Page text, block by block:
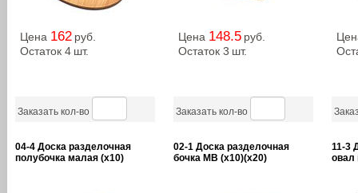
Цена 162 руб.
Остаток 4 шт.
Заказать кол-во
Цена 148.5 руб.
Остаток 3 шт.
Заказать кол-во
04-4 Доска разделочная
полубочка малая (х10)
02-1 Доска разделочная
бочка MB (х10)(х20)
11-3
овал